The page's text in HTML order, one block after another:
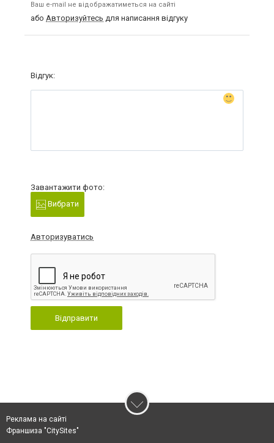
Ваш e-mail не відображатиметься на сайті
або Авторизуйтесь для написання відгуку
Відгук:
Завантажити фото:
Вибрати
Авторизуватись
Відправити
Реклама на сайті
Франшиза "CitySites"